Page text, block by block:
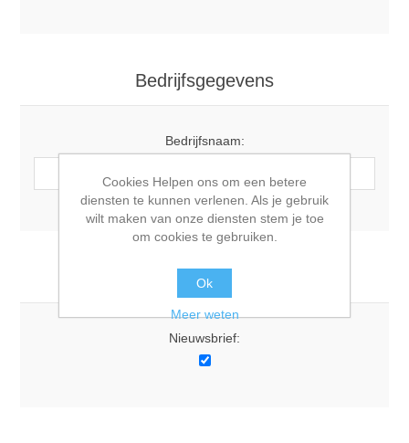
Bedrijfsgegevens
Bedrijfsnaam:
Opties
Nieuwsbrief:
Cookies Helpen ons om een betere
diensten te kunnen verlenen. Als je gebruik
wilt maken van onze diensten stem je toe
om cookies te gebruiken.
Ok
Meer weten